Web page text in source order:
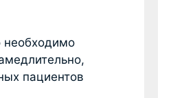
необходимо
пациентов